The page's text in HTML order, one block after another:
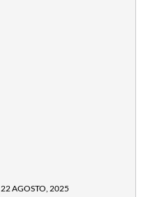
22 AGOSTO, 2025